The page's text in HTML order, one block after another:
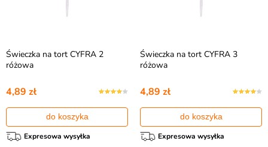
Świeczka na tort CYFRA 2
różowa
4,89 zł
do koszyka
Expresowa wysyłka
Świeczka na tort CYFRA 3
różowa
4,89 zł
do koszyka
Expresowa wysyłka